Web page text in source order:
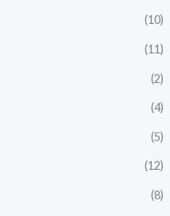
(10)
(11)
(2)
(4)
(5)
(12)
(8)